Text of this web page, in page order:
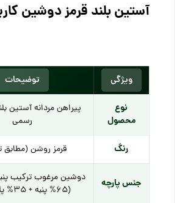
آستین بلند قرمز دوشین
ویژگی توضیحات
نوع
محصول
پیراهن مردانه آستین
رسمی
رنگ قرمز روشن (مطابق
جنس پارچه
دوشین مرغوب ترکیب
(65% پنبه + 35% پلی‌استر)